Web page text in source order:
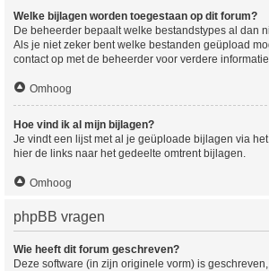
Welke bijlagen worden toegestaan op dit forum?
De beheerder bepaalt welke bestandstypes al dan
Als je niet zeker bent welke bestanden geüpload
contact op met de beheerder voor verdere
Omhoog
Hoe vind ik al mijn bijlagen?
Je vindt een lijst met al je geüploade bijlagen via
hier de links naar het gedeelte omtrent bijlagen.
Omhoog
phpBB vragen
Wie heeft dit forum geschreven?
Deze software (in zijn originele vorm) is